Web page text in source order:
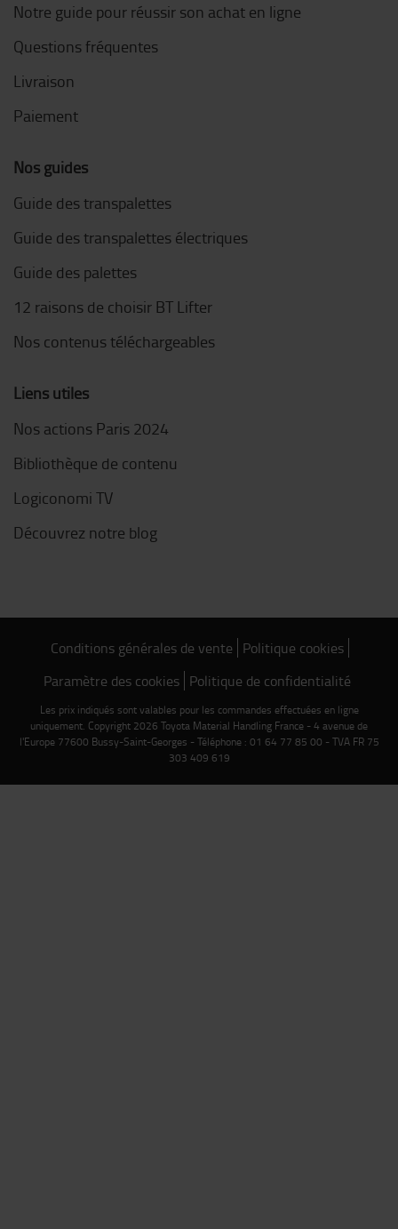
Notre guide pour réussir son achat en ligne
Questions fréquentes
Livraison
Paiement
Nos guides
Guide des transpalettes
Guide des transpalettes électriques
Guide des palettes
12 raisons de choisir BT Lifter
Nos contenus téléchargeables
Liens utiles
Nos actions Paris 2024
Bibliothèque de contenu
Logiconomi TV
Découvrez notre blog
Conditions générales de vente Politique cookies
Paramètre des cookies Politique de confidentialité
Les prix indiqués sont valables pour les commandes effectuées en ligne
uniquement. Copyright 2026 Toyota Material Handling France - 4 avenue de
l'Europe 77600 Bussy-Saint-Georges - Téléphone : 01 64 77 85 00 - TVA FR 75
303 409 619